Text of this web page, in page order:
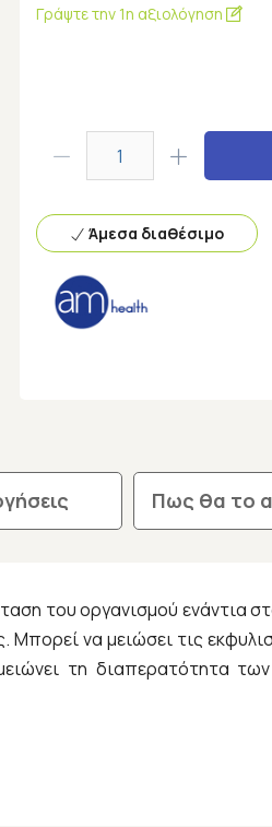
Γράψτε την 1η αξιολόγηση
Άμεσα διαθέσιμο
Πως θα το
του οργανισμού ενάντια
να μειώσει τις
τη διαπερατότητα